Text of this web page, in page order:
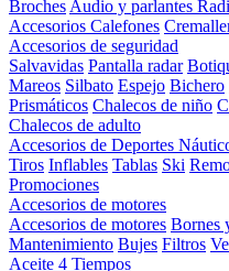
Broches Audio y parlantes
Accesorios Calefones
Accesorios de seguridad
Salvavidas Pantalla radar
Mareos Silbato Espejo Bichero
Prismáticos Chalecos de niño
Chalecos de adulto
Accesorios de Deportes
Tiros Inflables Tablas Ski
Promociones
Accesorios de motores
Accesorios de motores Bornes
Mantenimiento Bujes Filtros
Aceite 4 Tiempos